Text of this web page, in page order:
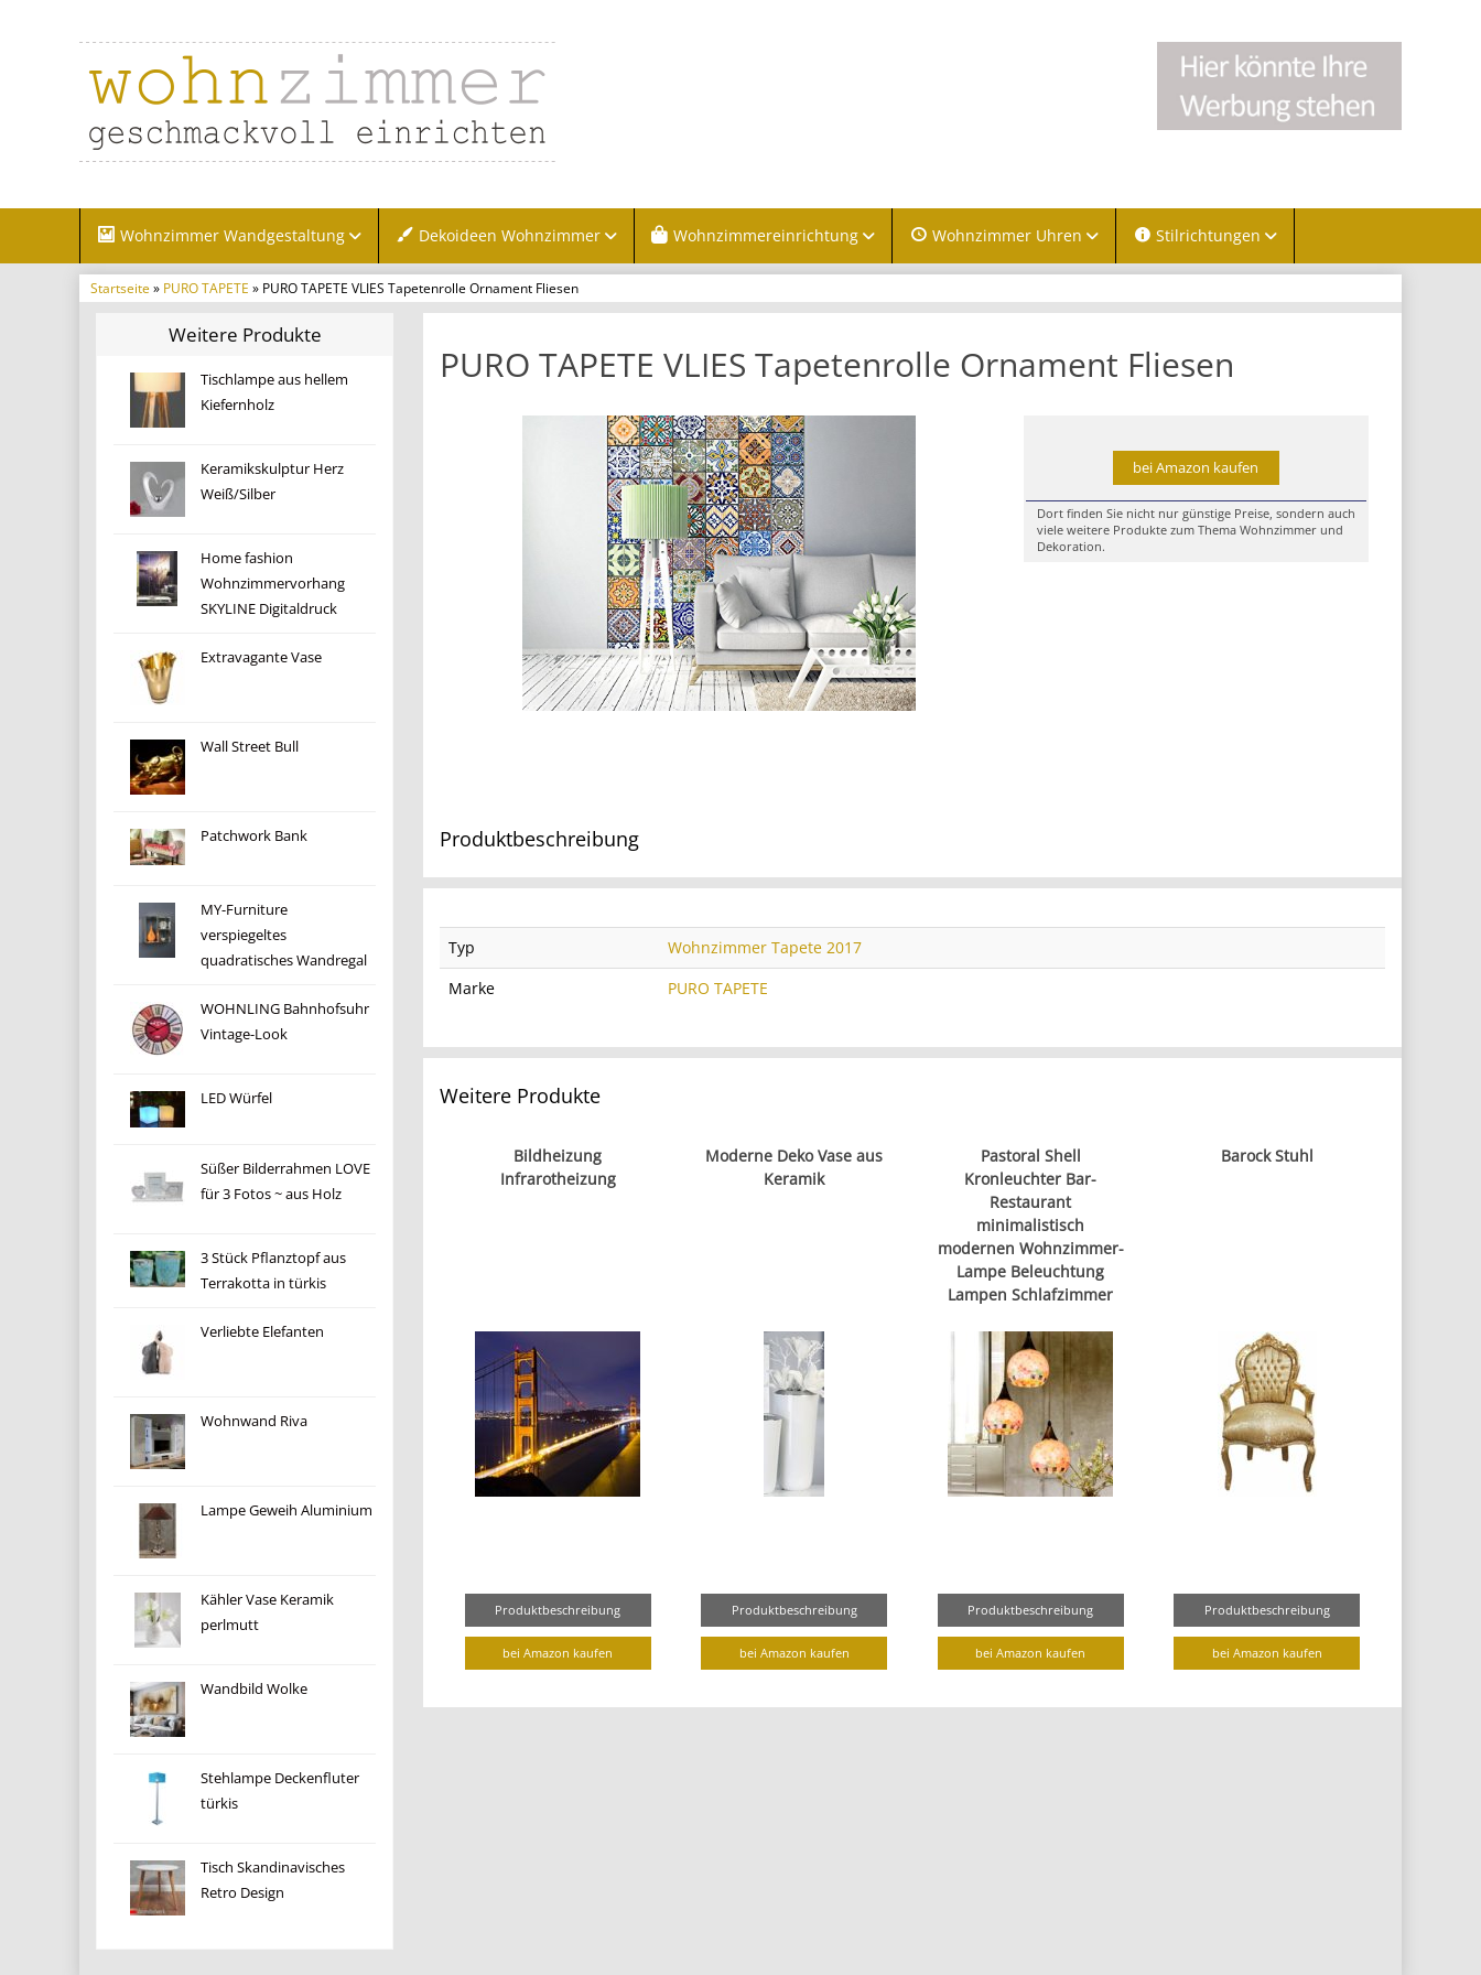
Wohnzimmer Wandgestaltung Dekoideen Wohnzimmer Wohnzimmereinrichtung Wohnzimmer Uhren Stilrichtungen
Startseite» PURO TAPETE » PURO TAPETE VLIES Tapetenrolle Ornament Fliesen
Weitere Produkte
Tischlampe aus hellem
Kiefernholz
Keramikskulptur Herz
Weiß/Silber
Home fashion
Wohnzimmervorhang
SKYLINE Digitaldruck
Extravagante Vase
Wall Street Bull
Patchwork Bank
MY-Furniture
verspiegeltes
quadratisches Wandregal
WOHNLING Bahnhofsuhr
Vintage-Look
LED Würfel
Süßer Bilderrahmen LOVE
für 3 Fotos ~ aus Holz
3 Stück Pflanztopf aus
Terrakotta in türkis
Verliebte Elefanten
Wohnwand Riva
Lampe Geweih Aluminium
Kähler Vase Keramik
perlmutt
Wandbild Wolke
Stehlampe Deckenfluter
türkis
Tisch Skandinavisches
Retro Design
PURO TAPETE VLIES Tapetenrolle Ornament Fliesen
bei Amazon kaufen
Dort finden Sie nicht nur günstige Preise, sondern auch
viele weitere Produkte zum Thema Wohnzimmer und
Dekoration.
Produktbeschreibung
Typ
Wohnzimmer Tapete 2017
Marke
PURO TAPETE
Weitere Produkte
Bildheizung
Infrarotheizung
Produktbeschreibung
bei Amazon kaufen
Moderne Deko Vase aus
Keramik
Produktbeschreibung
bei Amazon kaufen
Pastoral Shell
Kronleuchter Bar-
Restaurant
minimalistisch
modernen Wohnzimmer-
Lampe Beleuchtung
Lampen Schlafzimmer
Produktbeschreibung
bei Amazon kaufen
Barock Stuhl
Produktbeschreibung
bei Amazon kaufen